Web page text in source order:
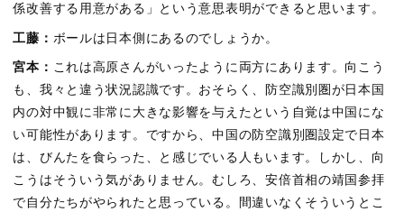
係改善する用意がある」という意思表明ができると思います。
工藤： ボールは日本側にあるのでしょうか。
宮本： これは高原さんがいったように両方にあります。向こう
も、我々と違う状況認識です。おそらく、防空識別圏が日本国
内の対中観に非常に大きな影響を与えたという自覚は中国にな
い可能性があります。ですから、中国の防空識別圏設定で日本
は、びんたを食らった、と感じでいる人もいます。しかし、向
こうはそういう気がありません。むしろ、安倍首相の靖国参拝
で自分たちがやられたと思っている。間違いなくそういうとこ